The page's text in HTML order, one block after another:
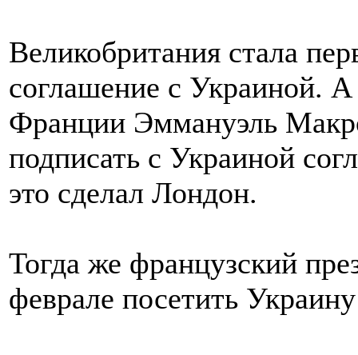
Великобритания стала
соглашение с Украиной.
Франции Эммануэль
подписать с Украиной
это сделал Лондон.
Тогда же французский
феврале посетить